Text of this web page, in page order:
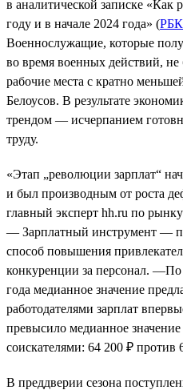
в аналитической записке «Как
году и в начале 2024 года» (РБК
Военнослужащие, которые
во время военных действий, не
рабочие места с кратно
Белоусов. В результате
трендом — исчерпанием
труду.
«Этап „революции зарплат“
и был производным от роста
главный эксперт hh.ru по
— Зарплатный инструмент —
способ повышения
конкуренции за персонал.
года медианное значение
работодателями зарплат
превысило медианное
соискателями: 64 200 ₽ против
В преддверии сезона